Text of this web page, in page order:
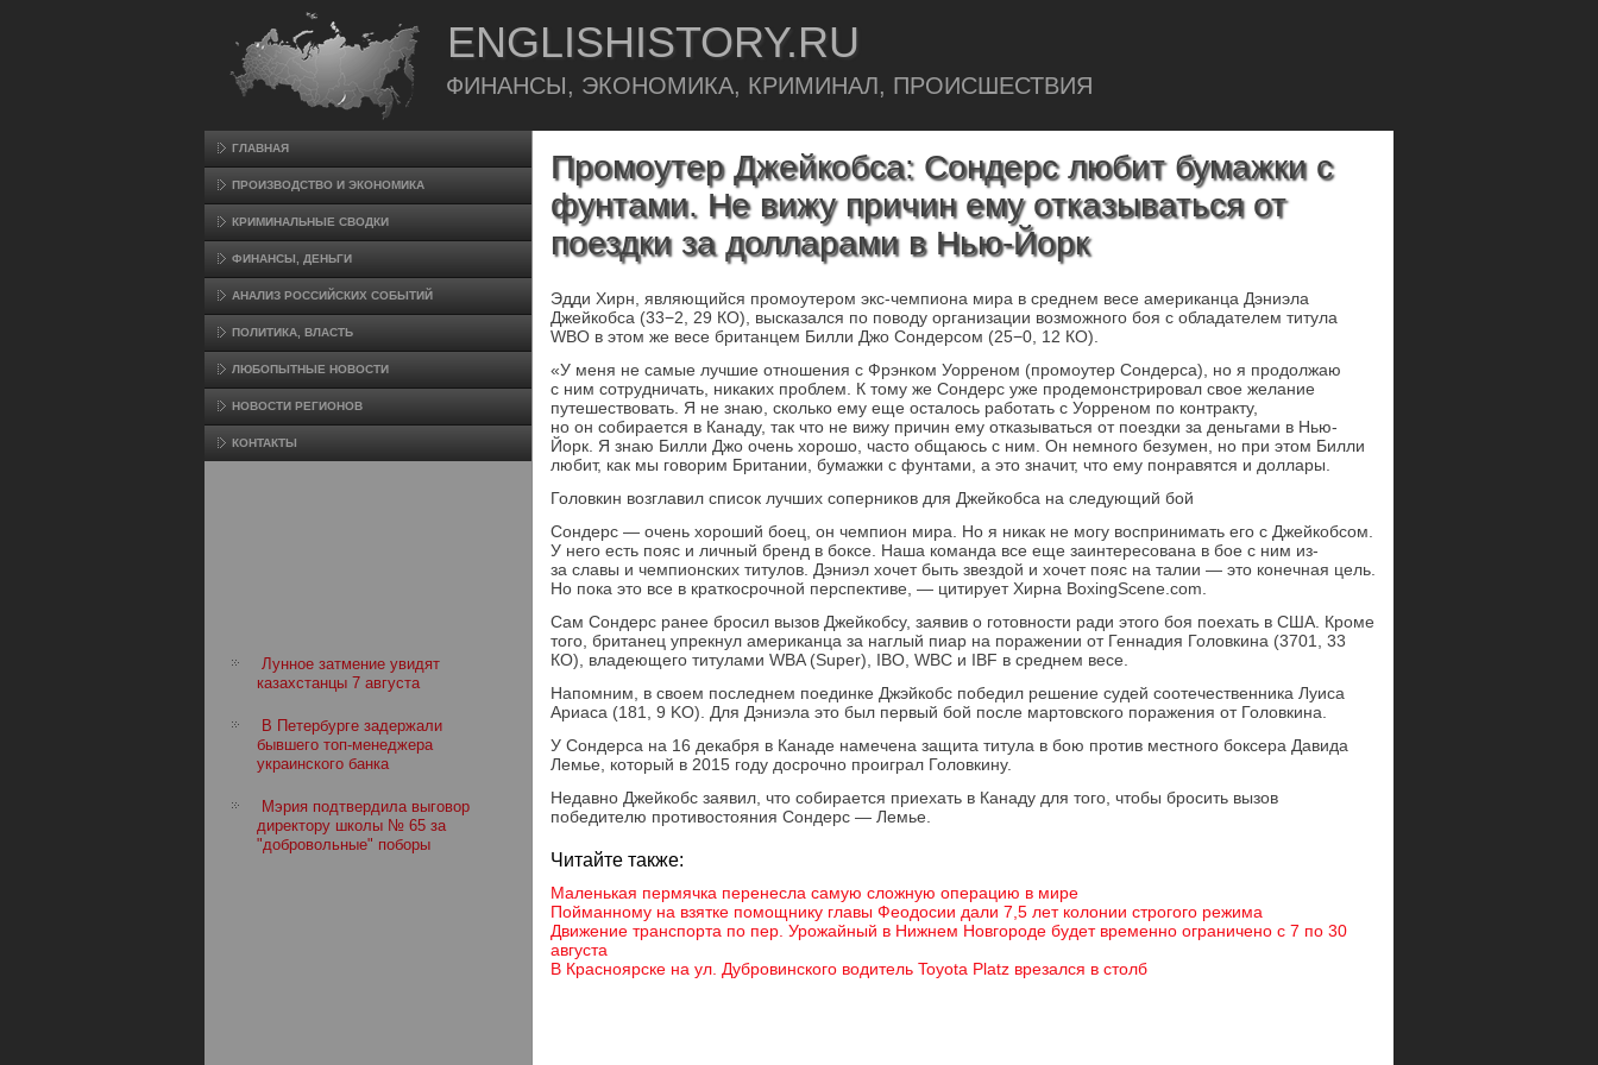
ENGLISHISTORY.RU
ФИНАНСЫ, ЭКОНОМИКА, КРИМИНАЛ, ПРОИСШЕСТВИЯ
ГЛАВНАЯ
ПРОИЗВΟДСТВО И ЭКОНОМИКА
КРИМИНАЛЬНЫЕ СВОДКИ
ФИНАНСЫ, ДЕНЬГИ
АНАЛИЗ РОССИЙСКИХ СОБЫТИЙ
ПОЛИТИКА, ВЛАСТЬ
ЛЮБОПЫТНЫЕ НОВОСТИ
НОВОСТИ РЕГИОНОВ
КОНТАКТЫ
Лунное затмение увидят
казахстанцы 7 августа
В Петербурге задержали
бывшего топ-менеджера
украинского банка
Мэрия подтвердила выговор
директору школы № 65 за
"добровольные" поборы
Промоутер Джейкобса: Сондерс любит бумажки с
фунтами. Не вижу причин ему отказываться от
поездки за долларами в Нью-Йорк
Эдди Хирн, являющийся промоутером экс-чемпиона мира в среднем весе американца Дэниэла
Джейкобса (33−2, 29 КО), высказался по поводу организации возможного боя с обладателем титула
WBO в этом же весе британцем Билли Джо Сондерсом (25−0, 12 КО).
«У меня не самые лучшие отношения с Фрэнком Уорреном (промоутер Сондерса), но я продолжаю
с ним сотрудничать, никаких проблем. К тому же Сондерс уже продемонстрировал свое желание
путешествовать. Я не знаю, сколько ему еще осталось работать с Уорреном по контракту,
но он собирается в Канаду, так что не вижу причин ему отказываться от поездки за деньгами в Нью-
Йорк. Я знаю Билли Джо очень хорошо, часто общаюсь с ним. Он немного безумен, но при этом Билли
любит, как мы говорим Британии, бумажки с фунтами, а это значит, что ему понравятся и доллары.
Головкин возглавил список лучших соперников для Джейкобса на следующий бой
Сондерс — очень хороший боец, он чемпион мира. Но я никак не могу воспринимать его с Джейкобсом.
У него есть пояс и личный бренд в боксе. Наша команда все еще заинтересована в бое с ним из-
за славы и чемпионских титулов. Дэниэл хочет быть звездой и хочет пояс на талии — это конечная цель.
Но пока это все в краткосрочной перспективе, — цитирует Хирна BoxingScene.com.
Сам Сондерс ранее бросил вызов Джейкобсу, заявив о готовности ради этого боя поехать в США. Кроме
того, британец упрекнул американца за наглый пиар на поражении от Геннадия Головкина (3701, 33
КО), владеющего титулами WBA (Super), IBO, WBC и IBF в среднем весе.
Напомним, в своем последнем поединке Джэйкобс победил решение судей соотечественника Луиса
Ариаса (181, 9 KO). Для Дэниэла это был первый бой после мартовского поражения от Головкина.
У Сондерса на 16 декабря в Канаде намечена защита титула в бою против местного боксера Давида
Лемье, который в 2015 году досрочно проиграл Головкину.
Недавно Джейкобс заявил, что собирается приехать в Канаду для того, чтобы бросить вызов
победителю противостояния Сондерс — Лемье.
Читайте также:
Маленькая пермячка перенесла самую сложную операцию в мире
Пойманному на взятке помощнику главы Феодосии дали 7,5 лет колонии строгого режима
Движение транспорта по пер. Урожайный в Нижнем Новгороде будет временно ограничено с 7 по 30
августа
В Красноярске на ул. Дубровинского водитель Toyota Platz врезался в столб